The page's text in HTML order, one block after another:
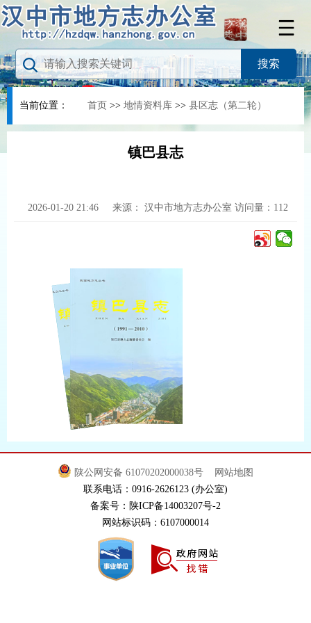
当前位置： 首页 >> 地情资料库 >> 县区志（第二轮）
镇巴县志
2026-01-20 21:46 来源： 汉中市地方志办公室 访问量： 112
陕公网安备 61070202000038号
网站地图
联系电话：0916-2626123 (办公室)
备案号：陕ICP备14003207号-2
网站标识码：6107000014